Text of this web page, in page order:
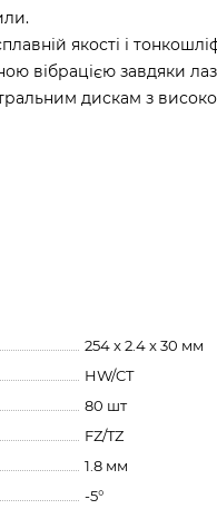
якості і
вібрацією завдяки
дискам з
254 x 2.4 x 30 мм
HW/CT
80 шт
FZ/TZ
1.8 мм
-5°